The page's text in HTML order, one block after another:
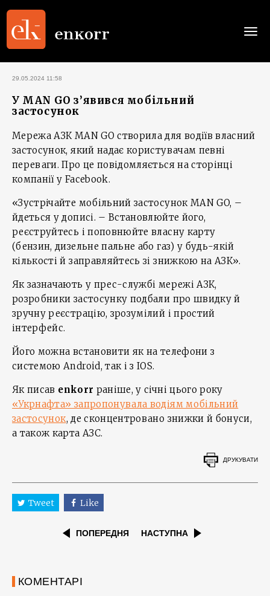
29.05.2024 11:58
У MAN GO з’явився мобільний
застосунок
Мережа АЗК MAN GO створила для водіїв власний
застосунок, який надає користувачам певні
переваги. Про це повідомляється на сторінці
компанії у Facebook.
«Зустрічайте мобільний застосунок MAN GO, –
йдеться у дописі. – Встановлюйте його,
реєструйтесь і поповнюйте власну карту
(бензин, дизельне пальне або газ) у будь-якій
кількості й заправляйтесь зі знижкою на АЗК».
Як зазначають у прес-службі мережі АЗК,
розробники застосунку подбали про швидку й
зручну реєстрацію, зрозумілий і простий
інтерфейс.
Його можна встановити як на телефони з
системою Android, так і з IOS.
Як писав enkorr раніше, у січні цього року
«Укрнафта» запропонувала водіям мобільний
застосунок, де сконцентровано знижки й бонуси,
а також карта АЗС.
ДРУКУВАТИ
Tweet Like
ПОПЕРЕДНЯ НАСТУПНА
КОМЕНТАРІ